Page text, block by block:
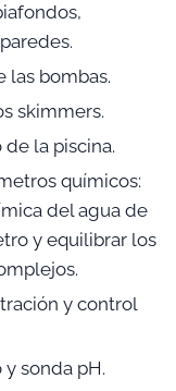
las bombas.
skimmers.
la piscina.
químicos:
del agua de
y equilibrar los
y control
sonda pH.